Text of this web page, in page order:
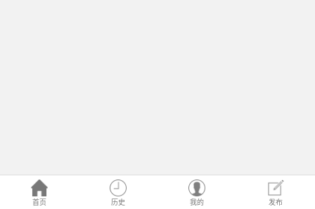
首页 历史 我的 发布